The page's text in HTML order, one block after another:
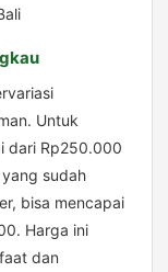
Untuk
dari Rp250.000
sudah
bisa mencapai
Harga ini
dan